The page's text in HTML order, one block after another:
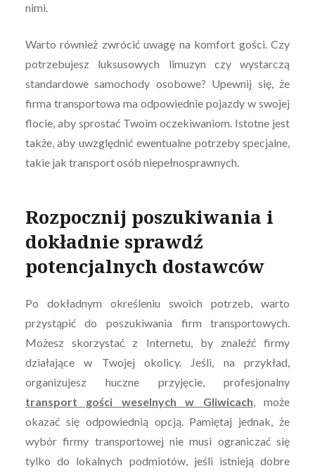
nimi.
Warto również zwrócić uwagę na komfort gości. Czy
potrzebujesz luksusowych limuzyn czy wystarczą
standardowe samochody osobowe? Upewnij się, że
firma transportowa ma odpowiednie pojazdy w swojej
flocie, aby sprostać Twoim oczekiwaniom. Istotne jest
także, aby uwzględnić ewentualne potrzeby specjalne,
takie jak transport osób niepełnosprawnych.
Rozpocznij poszukiwania i
dokładnie sprawdź
potencjalnych dostawców
Po dokładnym określeniu swoich potrzeb, warto
przystąpić do poszukiwania firm transportowych.
Możesz skorzystać z Internetu, by znaleźć firmy
działające w Twojej okolicy. Jeśli, na przykład,
organizujesz huczne przyjęcie, profesjonalny
transport gości weselnych w Gliwicach, może
okazać się odpowiednią opcją. Pamiętaj jednak, że
wybór firmy transportowej nie musi ograniczać się
tylko do lokalnych podmiotów, jeśli istnieją dobre